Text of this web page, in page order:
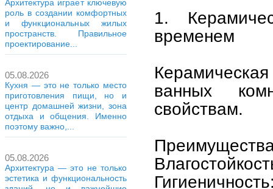
Архитектура играет ключевую
роль в создании комфортных
и функциональных жилых
пространств. Правильное
проектирование...
05.08.2026
Кухня — это не только место
приготовления пищи, но и
центр домашней жизни, зона
отдыха и общения. Именно
поэтому важно,...
05.08.2026
Архитектура — это не только
эстетика и функциональность
1.
временем
ванных
свойствам.